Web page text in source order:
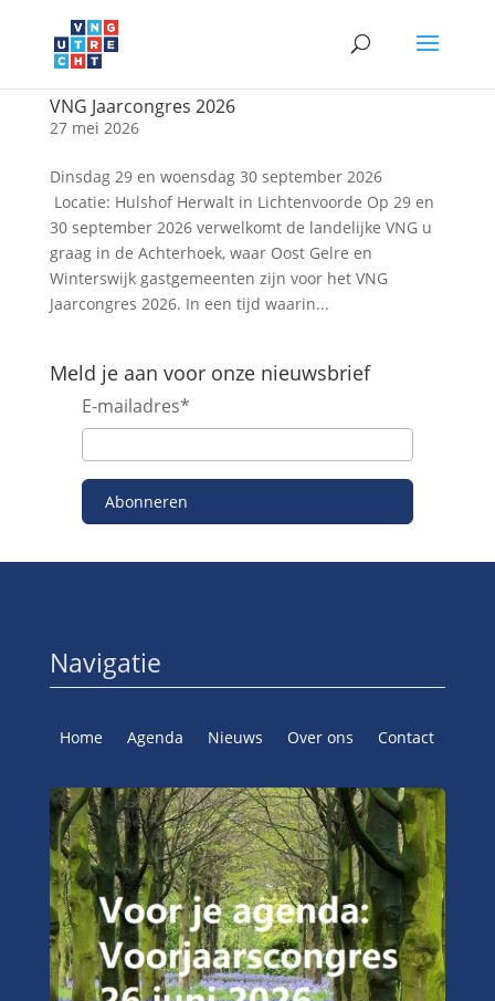
VNG Jaarcongres 2026
27 mei 2026
Dinsdag 29 en woensdag 30 september 2026
Locatie: Hulshof Herwalt in Lichtenvoorde Op 29 en
30 september 2026 verwelkomt de landelijke VNG u
graag in de Achterhoek, waar Oost Gelre en
Winterswijk gastgemeenten zijn voor het VNG
Jaarcongres 2026. In een tijd waarin...
Meld je aan voor onze nieuwsbrief
E-mailadres*
Abonneren
Navigatie
Home Agenda Nieuws Over ons Contact